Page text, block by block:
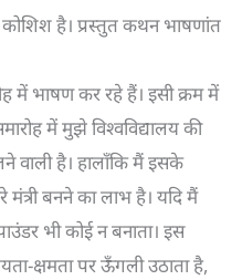
है। प्रस्तुत कथन भाषणांत
में भाषण कर रहे हैं। इसी क्रम में
में मुझे विश्वविद्यालय की
वाली है। हालाँकि मैं इसके
मंत्री बनने का लाभ है। यदि मैं
भी कोई न बनाता। इस
क्षमता पर ऊँगली उठाता है,